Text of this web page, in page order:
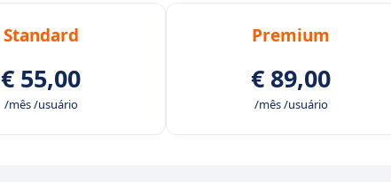
Standard
€ 55,00
/mês /usuário
Premium
€ 89,00
/mês /usuário